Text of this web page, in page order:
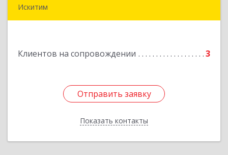
Искитим
Клиентов на сопровождении 3
Отправить заявку
Показать контакты
Отправить заявку
Назад